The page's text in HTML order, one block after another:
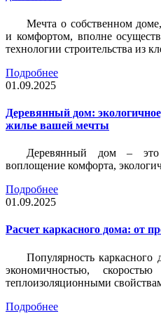
Мечта о собственном
и комфортом, вполне
технологии строительства из
Подробнее
01.09.2025
Деревянный дом:
жилье вашей мечты
Деревянный дом –
воплощение комфорта,
Подробнее
01.09.2025
Расчет каркасного дома: от
Популярность каркасного
экономичностью,
теплоизоляционными
Подробнее